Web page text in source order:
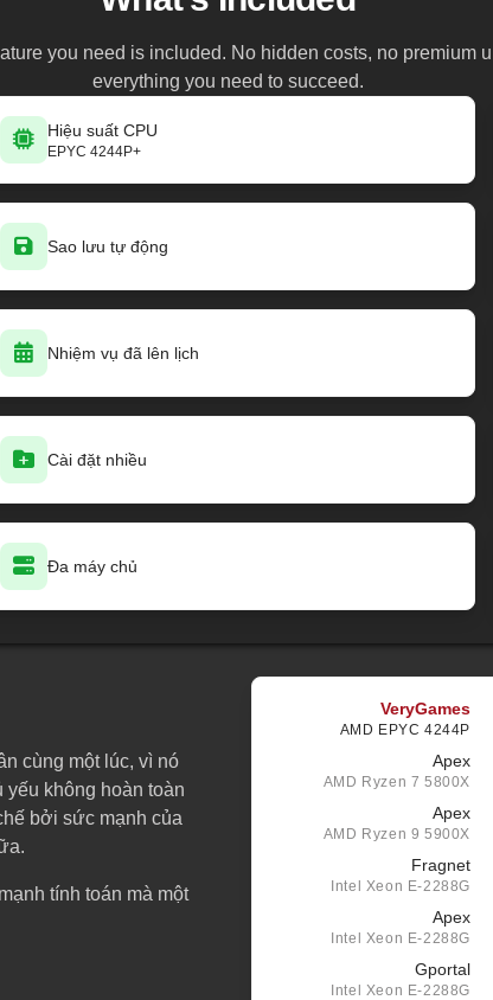
you need is included. No hidden costs, no premium
everything you need to succeed.
Hiệu suất CPU
EPYC 4244P+
Sao lưu tự động
Nhiệm vụ đã lên lịch
Cài đặt nhiều
Đa máy chủ
cùng một lúc, vì nó
không hoàn toàn
bởi sức mạnh của
tính toán mà một
VeryGames
AMD EPYC 4244P
Apex
AMD Ryzen 7 5800X
Apex
AMD Ryzen 9 5900X
Fragnet
Intel Xeon E-2288G
Apex
Intel Xeon E-2288G
Gportal
Intel Xeon E-2288G